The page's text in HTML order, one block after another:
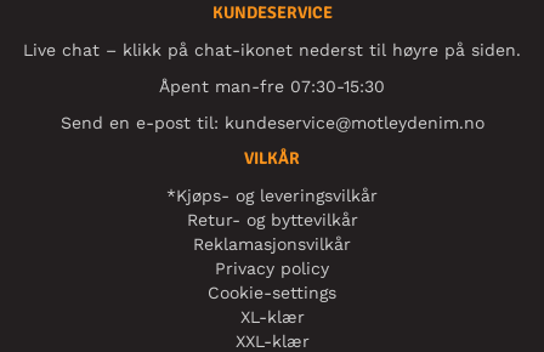
KUNDESERVICE
Live chat – klikk på chat-ikonet nederst til høyre på siden.
Åpent man-fre 07:30-15:30
Send en e-post til: kundeservice@motleydenim.no
VILKÅR
*Kjøps- og leveringsvilkår
Retur- og byttevilkår
Reklamasjonsvilkår
Privacy policy
Cookie-settings
XL-klær
XXL-klær